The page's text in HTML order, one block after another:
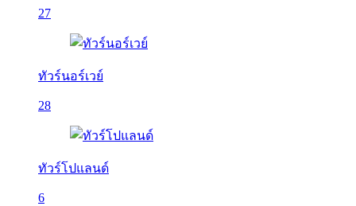
27
ทัวร์นอร์เวย์
28
ทัวร์โปแลนด์
6